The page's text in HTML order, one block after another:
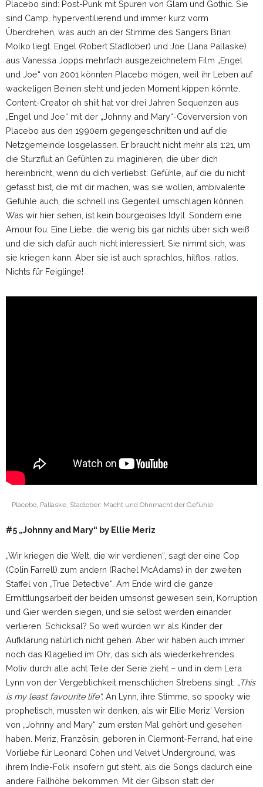
Placebo sind: Post-Punk mit Spuren von Glam und Gothic. Sie
sind Camp, hyperventilierend und immer kurz vorm
Überdrehen, was auch an der Stimme des Sängers Brian
Molko liegt. Engel (Robert Stadlober) und Joe (Jana Pallaske)
aus Vanessa Jopps mehrfach ausgezeichnetem Film „Engel
und Joe“ von 2001 könnten Placebo mögen, weil ihr Leben auf
wackeligen Beinen steht und jeden Moment kippen könnte.
Content-Creator oh shiit hat vor drei Jahren Sequenzen aus
„Engel und Joe“ mit der „Johnny and Mary“-Coverversion von
Placebo aus den 1990ern gegengeschnitten und auf die
Netzgemeinde losgelassen. Er braucht nicht mehr als 1:21, um
die Sturzflut an Gefühlen zu imaginieren, die über dich
hereinbricht, wenn du dich verliebst: Gefühle, auf die du nicht
gefasst bist, die mit dir machen, was sie wollen, ambivalente
Gefühle auch, die schnell ins Gegenteil umschlagen können.
Was wir hier sehen, ist kein bourgeoises Idyll. Sondern eine
Amour fou: Eine Liebe, die wenig bis gar nichts über sich weiß
und die sich dafür auch nicht interessiert. Sie nimmt sich, was
sie kriegen kann. Aber sie ist auch sprachlos, hilflos, ratlos.
Nichts für Feiglinge!
Placebo, Pallaske, Stadlober: Macht und Ohnmacht der Gefühle
#5 „Johnny and Mary“ by Ellie Meriz
„Wir kriegen die Welt, die wir verdienen“, sagt der eine Cop
(Colin Farrell) zum andern (Rachel McAdams) in der zweiten
Staffel von „True Detective“. Am Ende wird die ganze
Ermittlungsarbeit der beiden umsonst gewesen sein, Korruption
und Gier werden siegen, und sie selbst werden einander
verlieren. Schicksal? So weit würden wir als Kinder der
Aufklärung natürlich nicht gehen. Aber wir haben auch immer
noch das Klagelied im Ohr, das sich als wiederkehrendes
Motiv durch alle acht Teile der Serie zieht – und in dem Lera
Lynn von der Vergeblichkeit menschlichen Strebens singt: „This
is my least favourite life“. An Lynn, ihre Stimme, so spooky wie
prophetisch, mussten wir denken, als wir Ellie Meriz‘ Version
von „Johnny and Mary“ zum ersten Mal gehört und gesehen
haben. Meriz, Französin, geboren in Clermont-Ferrand, hat eine
Vorliebe für Leonard Cohen und Velvet Underground, was
ihrem Indie-Folk insofern gut steht, als die Songs dadurch eine
andere Fallhöhe bekommen. Mit der Gibson statt der